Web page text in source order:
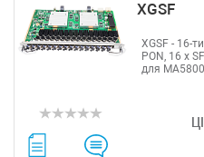
XGSF
XGSF - 16-
PON, 16 х
для